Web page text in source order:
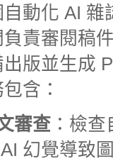
動化 AI 雜
負責審閱稿
出版並生成
含：
審查 ：檢
幻覺導致